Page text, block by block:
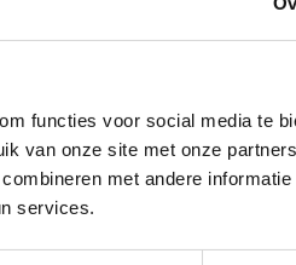
functies voor social media te
van onze site met onze
met andere
services.